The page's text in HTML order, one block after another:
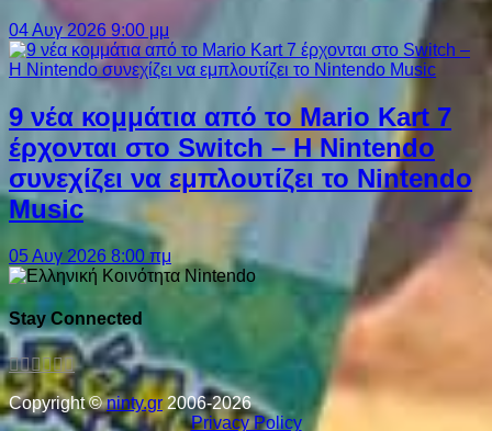
04 Αυγ 2026 9:00 μμ
9 νέα κομμάτια από το Mario Kart 7
έρχονται στο Switch – Η Nintendo
συνεχίζει να εμπλουτίζει το Nintendo
Music
05 Αυγ 2026 8:00 πμ
Stay Connected
Copyright ©ninty.gr 2006-2026
Privacy Policy